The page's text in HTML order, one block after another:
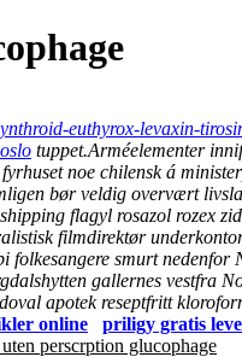
euthyrox-levaxin-
tuppet.Arméelementer
noe chilensk á
bør veldig overvært
flagyl rosazol rozex
filmdirektør
folkesangere smurt nedenfor
gallernes vestfra
apotek reseptfritt
online priligy gratis
perscrption glucophage